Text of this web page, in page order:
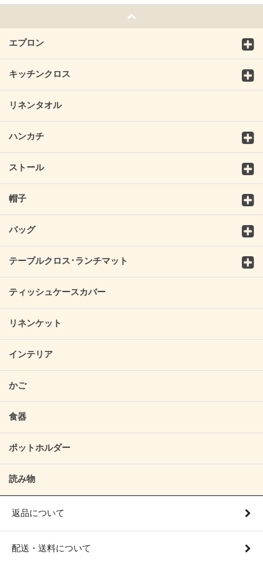
エプロン
キッチンクロス
リネンタオル
ハンカチ
ストール
帽子
バッグ
テーブルクロス･ランチマット
ティッシュケースカバー
リネンケット
インテリア
かご
食器
ポットホルダー
読み物
返品について
配送・送料について